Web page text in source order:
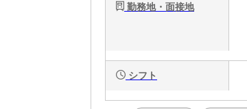
勤務地・面接地
シフト